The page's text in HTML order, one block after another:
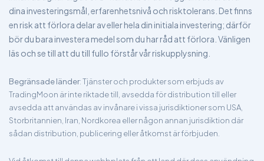
dina investeringsmål, erfarenhetsnivå och risktolerans. Det finns
en risk att förlora delar av eller hela din initiala investering; därför
bör du bara investera medel som du har råd att förlora. Vänligen
läs och se till att du till fullo förstår vår riskupplysning.
Begränsade länder: Tjänster och produkter som erbjuds av
TradingMoon är inte riktade till, avsedda för distribution till eller
avsedda att användas av invånare i vissa jurisdiktioner som USA,
Storbritannien, Iran, Nordkorea eller någon annan jurisdiktion där
sådan distribution, publicering eller åtkomst är förbjuden.